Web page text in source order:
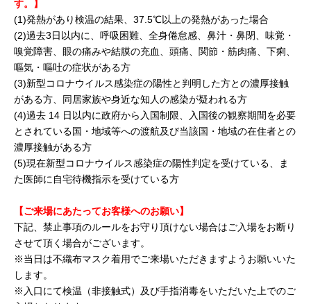
す。】
(1)発熱があり検温の結果、37.5℃以上の発熱があった場合
(2)過去3日以内に、呼吸困難、全身倦怠感、鼻汁・鼻閉、味覚・
嗅覚障害、眼の痛みや結膜の充血、頭痛、関節・筋肉痛、下痢、
嘔気・嘔吐の症状がある方
(3)新型コロナウイルス感染症の陽性と判明した方との濃厚接触
がある方、同居家族や身近な知人の感染が疑われる方
(4)過去 14 日以内に政府から入国制限、入国後の観察期間を必要
とされている国・地域等への渡航及び当該国・地域の在住者との
濃厚接触がある方
(5)現在新型コロナウイルス感染症の陽性判定を受けている、ま
た医師に自宅待機指示を受けている方
【ご来場にあたってお客様へのお願い】
下記、禁止事項のルールをお守り頂けない場合はご入場をお断り
させて頂く場合がございます。
※当日は不織布マスク着用でご来場いただきますようお願いいた
します。
※入口にて検温（非接触式）及び手指消毒をいただいた上でのご